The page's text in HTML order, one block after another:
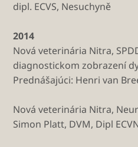
dipl. ECVS, Nesuchyně
2014
Nová veterinária Nitra,
diagnostickom zobrazení
Prednášajúci: Henri van
Nová veterinária Nitra,
Simon Platt, DVM, Dipl